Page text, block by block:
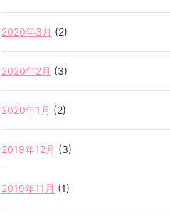
2020年3月 (2)
2020年2月 (3)
2020年1月 (2)
2019年12月 (3)
2019年11月 (1)